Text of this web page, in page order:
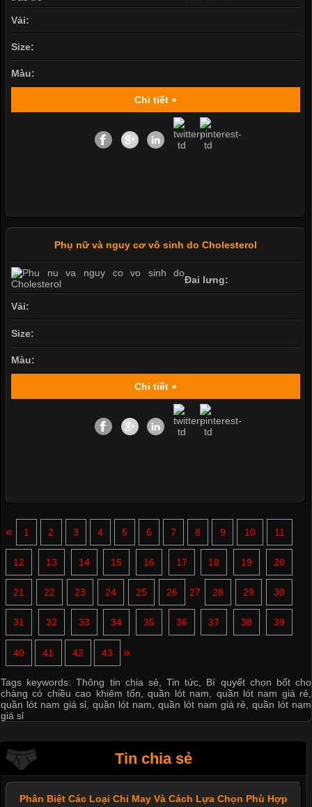
Vải:
Size:
Màu:
Chi tiết »
Phụ nữ và nguy cơ vô sinh do Cholesterol
Đai lưng:
Vải:
Size:
Màu:
Chi tiết »
« 1 2 3 4 5 6 7 8 9 10 11
12 13 14 15 16 17 18 19 20
21 22 23 24 25 26 27 28 29 30
31 32 33 34 35 36 37 38 39
40 41 42 43 »
Tags keywords:Thông tin chia sẻ ,Tin tức
Bí quyết chọn bốt cho
chàng có chiều cao khiêm tốn ,quần lót nam quần lót nam giá rẻ
quần lót nam giá sỉ ,quần lót nam quần lót nam giá rẻ ,quần lót nam
giá sỉ
Tin chia sẻ
Phân Biệt Các Loại Chỉ May Và Cách Lựa Chọn Phù Hợp